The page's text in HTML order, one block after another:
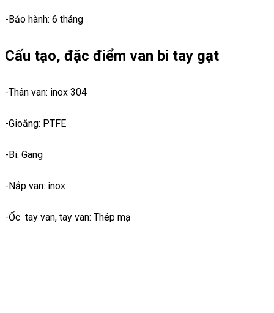
-Bảo hành: 6 tháng
Cấu tạo, đặc điểm van bi tay gạt
-Thân van: inox 304
-Gioăng: PTFE
-Bi: Gang
-Nắp van: inox
-Ốc tay van, tay van: Thép mạ